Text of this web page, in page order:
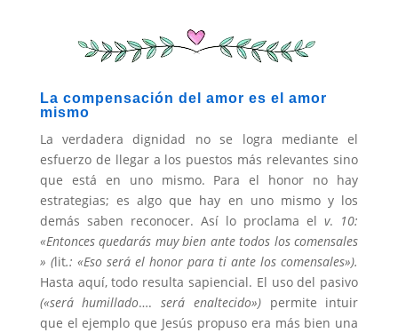
La compensación del amor es el amor
mismo
La verdadera dignidad no se logra mediante el
esfuerzo de llegar a los puestos más relevantes sino
que está en uno mismo. Para el honor no hay
estrategias; es algo que hay en uno mismo y los
demás saben reconocer. Así lo proclama elv. 10:
«Entonces quedarás muy bien ante todos los comensales
» (lit.: «Eso será el honor para ti ante los comensales»).
Hasta aquí, todo resulta sapiencial. El uso del pasivo
(«será humillado….será enaltecido») permite intuir
que el ejemplo que Jesús propuso era más bien una